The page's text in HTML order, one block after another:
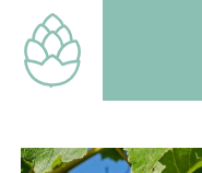
TOUT
SAVOIR
LE
NOTRE